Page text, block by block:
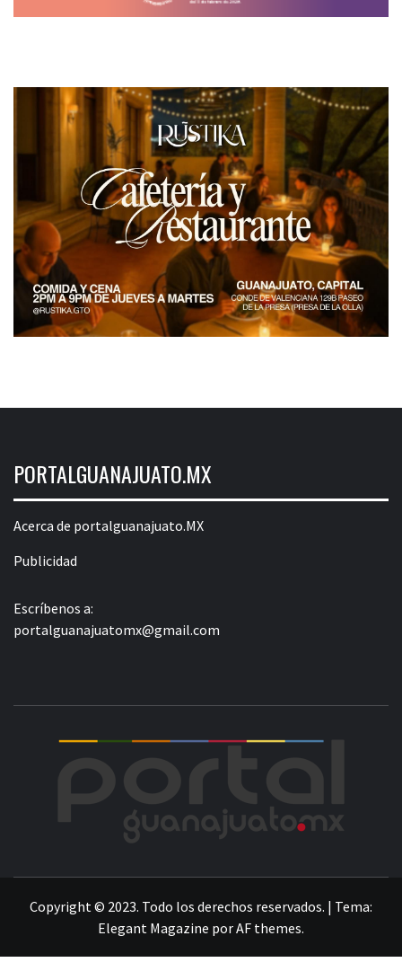
PORTALGUANAJUATO.MX
Acerca de portalguanajuato.MX
Publicidad
Escríbenos a:
portalguanajuatomx@gmail.com
Copyright © 2023. Todo los derechos reservados. | Tema:
Elegant Magazine porAF themes.